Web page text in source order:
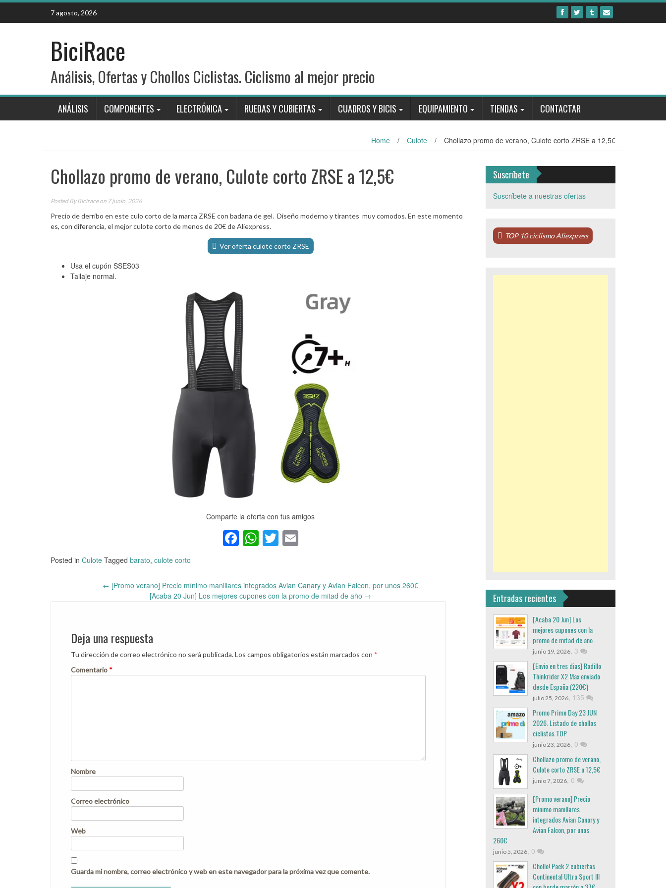
Skip
content
7 agosto, 2026
BiciRace
Análisis, Ofertas y Chollos Ciclistas. Ciclismo al mejor precio
ANÁLISIS COMPONENTES ELECTRÓNICA RUEDAS Y CUBIERTAS CUADROS Y BICIS EQUIPAMIENTO TIENDAS CONTACTAR
Home / Culote / Chollazo promo de verano, Culote corto ZRSE a 12,5€
Chollazo promo de verano, Culote corto ZRSE a 12,5€
Posted ByBiciraceon 7 junio, 2026
Precio de derribo en este culo corto de la marca ZRSE con badana de gel. Diseño moderno y tirantes muy comodos. En este momento
es, con diferencia, el mejor culote corto de menos de 20€ de Aliexpress.
Ver oferta culote corto ZRSE
Usa el cupón SSES03
Tallaje normal.
Comparte la oferta con tus amigos
Facebook
WhatsApp
Twitter
Email
Posted in Culote Tagged barato, culote corto
Post
← [Promo verano] Precio mínimo manillares integrados Avian Canary y Avian Falcon, por unos 260€
[Acaba 20 Jun] Los mejores cupones con la promo de mitad de año →
Deja una respuesta
Tu dirección de correo electrónico no será publicada.Los campos obligatorios están marcados con *
Comentario *
Nombre
Correo electrónico
Web
Guarda mi nombre, correo electrónico y web en este navegador para la próxima vez que comente.
Suscríbete
Suscríbete a nuestras ofertas
TOP 10 ciclismo Aliexpress
Entradas recientes
[Acaba 20 Jun] Los
mejores cupones con la
promo de mitad de año
junio 19, 2026, 3
[Envio en tres dias] Rodillo
Thinkrider X2 Max enviado
desde España (220€)
julio 25, 2026, 135
Promo Prime Day 23 JUN
2026. Listado de chollos
ciclistas TOP
junio 23, 2026, 0
Chollazo promo de verano,
Culote corto ZRSE a 12,5€
junio 7, 2026, 0
[Promo verano] Precio
mínimo manillares
integrados Avian Canary y
Avian Falcon, por unos
260€
junio 5, 2026, 0
Chollo! Pack 2 cubiertas
Continental Ultra Sport III